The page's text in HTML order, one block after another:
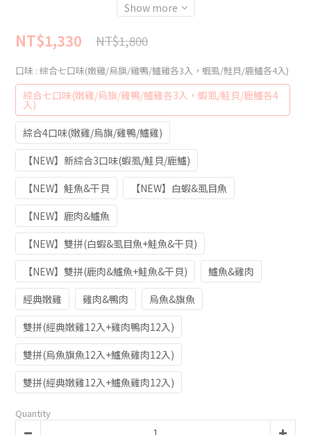
Show more
NT$1,800
NT$1,330
口味 : 綜合七口味(嫩雞/烏旗/雞鴨/鱸雞各3入，蝦虱/鮭貝/鹿鱸各4入)
綜合七口味(嫩雞/烏旗/雞鴨/鱸雞各3入，蝦虱/鮭貝/鹿鱸各4
入)
綜合4口味(嫩雞/烏旗/雞鴨/鱸雞)
【NEW】新綜合3口味(蝦虱/鮭貝/鹿鱸)
【NEW】鮭魚&干貝
【NEW】白蝦&虱目魚
【NEW】鹿肉&鱸魚
【NEW】雙拼(白蝦&虱目魚+鮭魚&干貝)
【NEW】雙拼(鹿肉&鱸魚+鮭魚&干貝)
鱸魚&雞肉
經典嫩雞
雞肉&鴨肉
烏魚&旗魚
雙拼(經典嫩雞12入+雞肉鴨肉12入)
雙拼(烏魚旗魚12入+鱸魚雞肉12入)
雙拼(經典嫩雞12入+鱸魚雞肉12入)
Quantity